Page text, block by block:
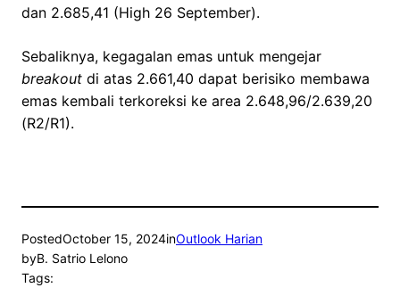
dan 2.685,41 (High 26 September).
Sebaliknya, kegagalan emas untuk mengejar
breakout di atas 2.661,40 dapat berisiko membawa
emas kembali terkoreksi ke area 2.648,96/2.639,20
(R2/R1).
PostedOctober 15, 2024inOutlook Harian
byB. Satrio Lelono
Tags: